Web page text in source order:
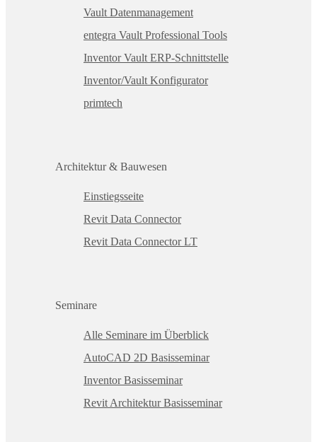
Vault Datenmanagement
entegra Vault Professional Tools
Inventor Vault ERP-Schnittstelle
Inventor/Vault Konfigurator
primtech
Architektur & Bauwesen
Einstiegsseite
Revit Data Connector
Revit Data Connector LT
Seminare
Alle Seminare im Überblick
AutoCAD 2D Basisseminar
Inventor Basisseminar
Revit Architektur Basisseminar